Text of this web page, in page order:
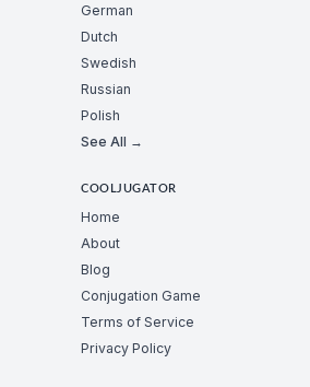
German
Dutch
Swedish
Russian
Polish
See All →
COOLJUGATOR
Home
About
Blog
Conjugation Game
Terms of Service
Privacy Policy